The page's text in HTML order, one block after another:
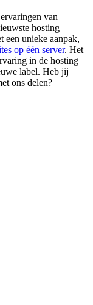
van
hosting
een unieke aanpak,
op één server. Het
in de hosting
label. Heb jij
ons delen?